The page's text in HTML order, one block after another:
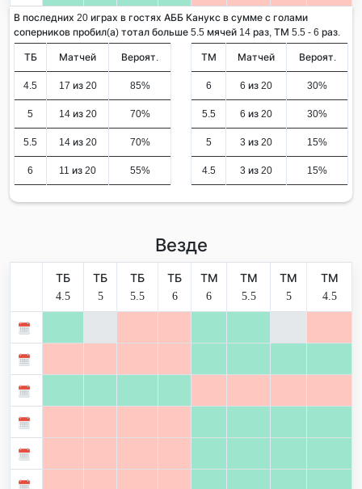
В последних 20 играх в гостях АББ Канукс в сумме с голами
соперников пробил(а) тотал больше 5.5 мячей 14 раз, ТМ 5.5 - 6 раз.
ТБ Матчей Вероят.
4.5 17 из 20 85%
5 14 из 20 70%
5.5 14 из 20 70%
6 11 из 20 55%
ТМ Матчей Вероят.
6 6 из 20 30%
5.5 6 из 20 30%
5 3 из 20 15%
4.5 3 из 20 15%
Везде
ТБ
4.5
ТБ
5
ТБ
5.5
ТБ
6
ТМ
6
ТМ
5.5
ТМ
5
ТМ
4.5